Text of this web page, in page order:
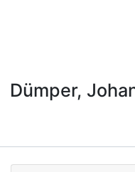
Dümper,